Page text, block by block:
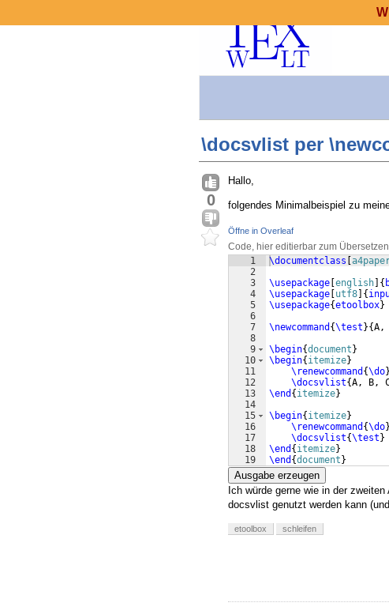
\docsvlist per
0
Hallo,
folgendes Minimalbeispiel zu
Öffne in Overleaf
Code, hier editierbar zum
1
2
3
4
5
6
7
8
9
10
11
12
13
14
15
16
17
18
19
\documentclass
\usepackage english {
\usepackage utf8 {
\usepackage{etoolbox}
\newcommand {\test }{A,
\begin{document }
\begin{ itemize}
\renewcommand {\do}
\docsvlist{A, B,
\end { itemize}
\begin{ itemize}
\renewcommand {\do}
\docsvlist{\test }
\end { itemize}
\end {document }
Ausgabe erzeugen
Ich würde gerne wie in der
docsvlist genutzt werden kann
etoolbox schleifen